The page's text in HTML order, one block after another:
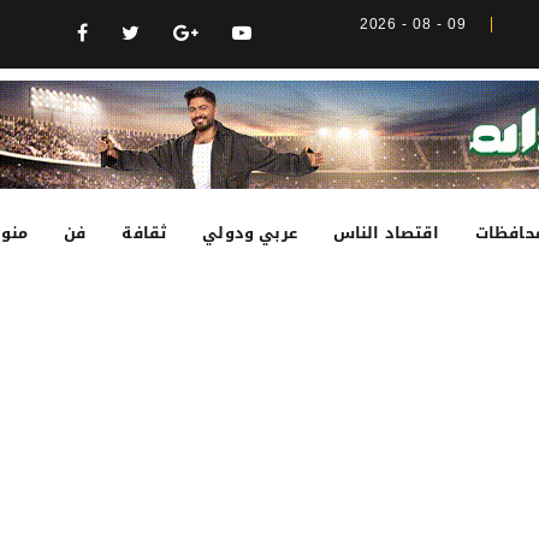
09 - 08 - 2026
اقتصاد الناس عربي ودولي ثقافة فن